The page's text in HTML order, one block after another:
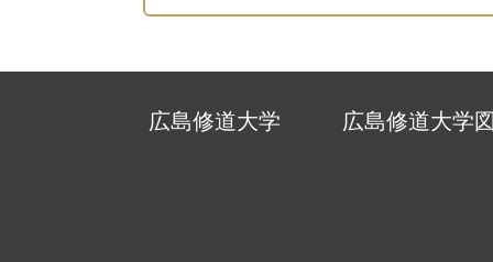
広島修道大学 広島修道大学